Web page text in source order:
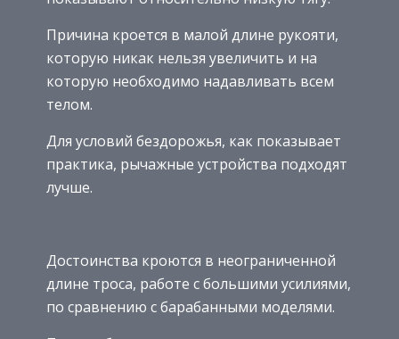
Причина кроется в малой длине рукояти,
которую никак нельзя увеличить и на
которую необходимо надавливать всем
телом.
Для условий бездорожья, как показывает
практика, рычажные устройства подходят
лучше.
Достоинства кроются в неограниченной
длине троса, работе с большими усилиями,
по сравнению с барабанными моделями.